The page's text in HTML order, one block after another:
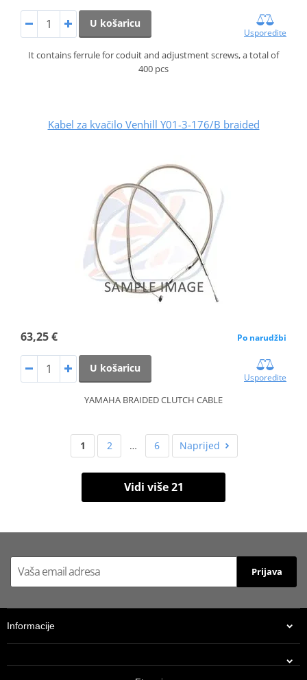
U košaricu
Usporedite
It contains ferrule for coduit and adjustment screws, a total of
400 pcs
Kabel za kvačilo Venhill Y01-3-176/B braided
63,25 € Po narudžbi
U košaricu
Usporedite
YAMAHA BRAIDED CLUTCH CABLE
1 2 … 6 Naprijed
Vidi više 21
Prijava
Informacije